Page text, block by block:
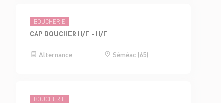
BOUCHERIE
CAP BOUCHER H/F - H/F
Alternance Séméac (65)
BOUCHERIE